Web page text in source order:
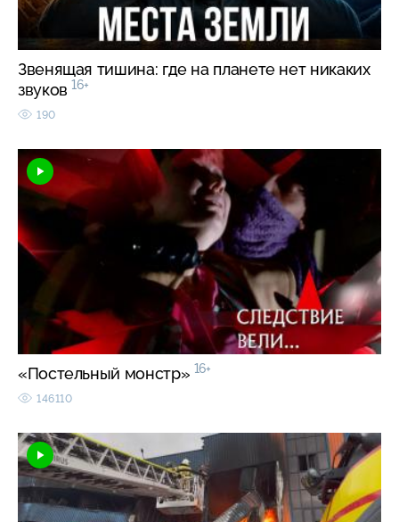
Звенящая тишина: где на планете нет никаких
звуков 16+
190
«Постельный монстр» 16+
146110